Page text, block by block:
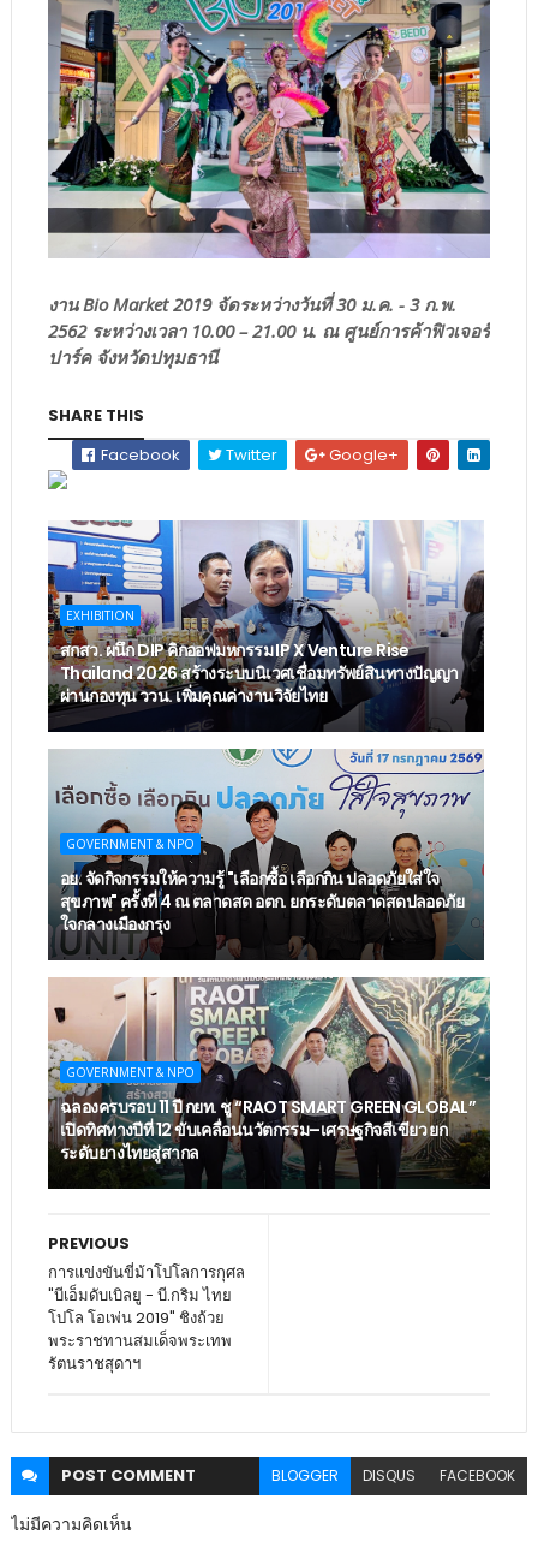
งาน Bio Market 2019 จัดระหว่างวันที่ 30 ม.ค. - 3 ก.พ.
2562 ระหว่างเวลา 10.00 – 21.00 น. ณ ศูนย์การค้าฟิวเจอร์
ปาร์ค จังหวัดปทุมธานี
SHARE THIS
Facebook
Twitter Google+
EXHIBITION
สกสว. ผนึก DIP คิกออฟมหกรรม IP X Venture Rise
Thailand 2026 สร้างระบบนิเวศเชื่อมทรัพย์สินทางปัญญา
ผ่านกองทุน ววน. เพิ่มคุณค่างานวิจัยไทย
GOVERNMENT & NPO
อย. จัดกิจกรรมให้ความรู้ "เลือกซื้อ เลือกกิน ปลอดภัยใส่ใจ
สุขภาพ" ครั้งที่ 4 ณ ตลาดสด อตก. ยกระดับตลาดสดปลอดภัย
ใจกลางเมืองกรุง
GOVERNMENT & NPO
ฉลองครบรอบ 11 ปี กยท. ชู “RAOT SMART GREEN GLOBAL”
เปิดทิศทางปีที่ 12 ขับเคลื่อนนวัตกรรม–เศรษฐกิจสีเขียว ยก
ระดับยางไทยสู่สากล
PREVIOUS
การแข่งขันขี่ม้าโปโลการกุศล
"บีเอ็มดับเบิลยู - บี.กริม ไทย
โปโล โอเพ่น 2019" ชิงถ้วย
พระราชทานสมเด็จพระเทพ
รัตนราชสุดาฯ
POST COMMENT BLOGGER DISQUS FACEBOOK
ไม่มีความคิดเห็น